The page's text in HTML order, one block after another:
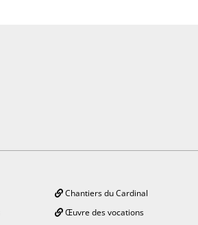
Chantiers du Cardinal
Œuvre des vocations